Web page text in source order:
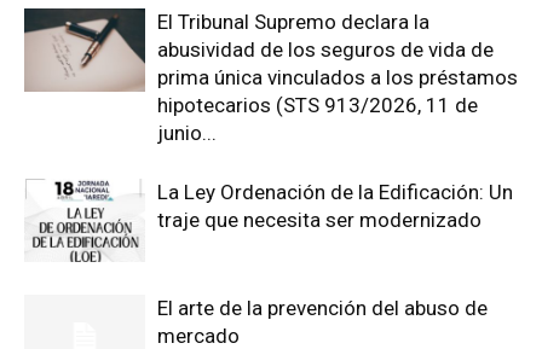
El Tribunal Supremo declara la
abusividad de los seguros de vida de
prima única vinculados a los préstamos
hipotecarios (STS 913/2026, 11 de
junio...
La Ley Ordenación de la Edificación: Un
traje que necesita ser modernizado
El arte de la prevención del abuso de
mercado